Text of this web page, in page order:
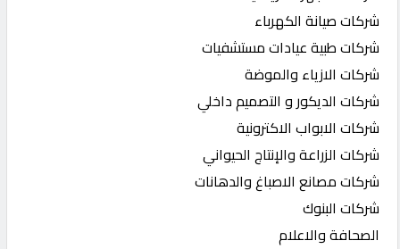
شركات صيانة الكهرباء
شركات طبية عيادات مستشفيات
شركات الازياء والموضة
شركات الديكور و التصميم داخلي
شركات الابواب الاكترونية
شركات الزراعة والإنتاج الحيواني
شركات مصانع الاصباغ والدهانات
شركات البنوك
الصحافة والاعلام